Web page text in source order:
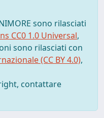
sono rilasciati
CC0 1.0 Universal,
sono rilasciati con
(CC BY 4.0),
contattare